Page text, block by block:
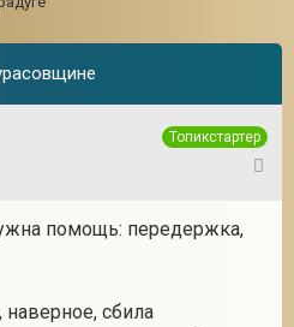
Топикстартер
помощь: передержка,
наверное, сбила